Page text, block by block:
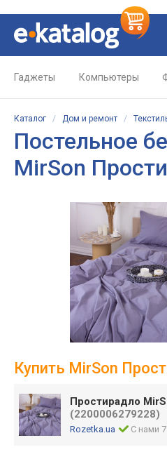
Гаджеты Компьютеры
Каталог / Дом и ремонт /
Постельное
MirSon
Купить MirSon
Простирадло
(2200006279228)
Rozetka.ua С нами